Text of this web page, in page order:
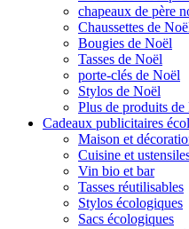
chapeaux de père
Chaussettes de
Bougies de Noël
Tasses de Noël
porte-clés de Noël
Stylos de Noël
Plus de produits de
Cadeaux publicitaires
Maison et
Cuisine et
Vin bio et bar
Tasses réutilisables
Stylos écologiques
Sacs écologiques